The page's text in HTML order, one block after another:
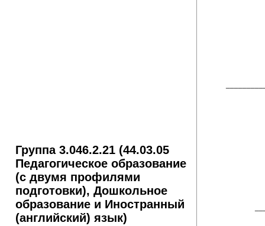
Группа 3.046.2.21 (44.03.05
Педагогическое образование
(с двумя профилями
подготовки), Дошкольное
образование и Иностранный
(английский) язык)